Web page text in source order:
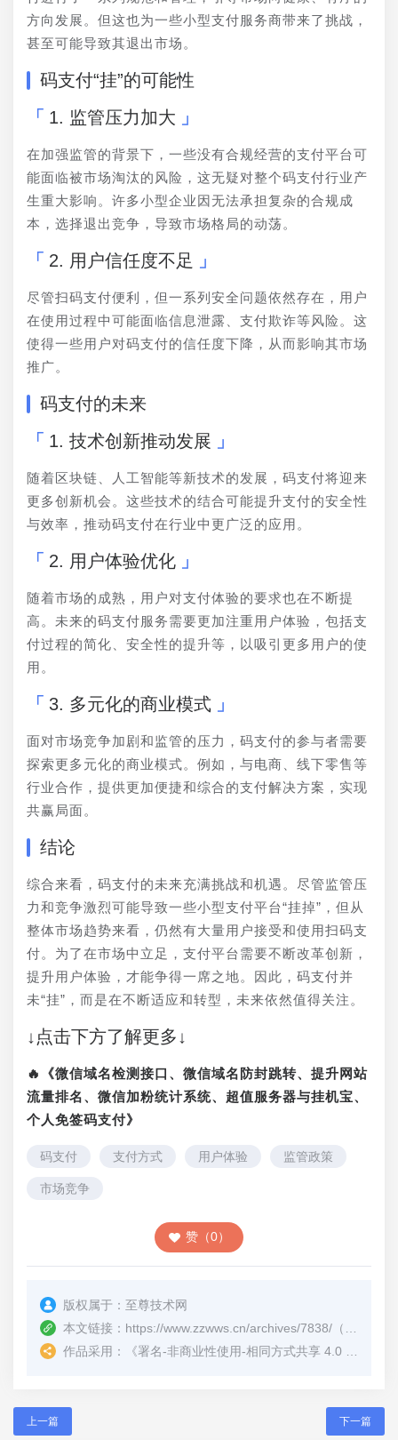
方向发展。但这也为一些小型支付服务商带来了挑战，
甚至可能导致其退出市场。
码支付“挂”的可能性
1. 监管压力加大
在加强监管的背景下，一些没有合规经营的支付平台可
能面临被市场淘汰的风险，这无疑对整个码支付行业产
生重大影响。许多小型企业因无法承担复杂的合规成
本，选择退出竞争，导致市场格局的动荡。
2. 用户信任度不足
尽管扫码支付便利，但一系列安全问题依然存在，用户
在使用过程中可能面临信息泄露、支付欺诈等风险。这
使得一些用户对码支付的信任度下降，从而影响其市场
推广。
码支付的未来
1. 技术创新推动发展
随着区块链、人工智能等新技术的发展，码支付将迎来
更多创新机会。这些技术的结合可能提升支付的安全性
与效率，推动码支付在行业中更广泛的应用。
2. 用户体验优化
随着市场的成熟，用户对支付体验的要求也在不断提
高。未来的码支付服务需要更加注重用户体验，包括支
付过程的简化、安全性的提升等，以吸引更多用户的使
用。
3. 多元化的商业模式
面对市场竞争加剧和监管的压力，码支付的参与者需要
探索更多元化的商业模式。例如，与电商、线下零售等
行业合作，提供更加便捷和综合的支付解决方案，实现
共赢局面。
结论
综合来看，码支付的未来充满挑战和机遇。尽管监管压
力和竞争激烈可能导致一些小型支付平台“挂掉”，但从
整体市场趋势来看，仍然有大量用户接受和使用扫码支
付。为了在市场中立足，支付平台需要不断改革创新，
提升用户体验，才能争得一席之地。因此，码支付并
未“挂”，而是在不断适应和转型，未来依然值得关注。
↓点击下方了解更多↓
🔥《微信域名检测接口、微信域名防封跳转、提升网站
流量排名、微信加粉统计系统、超值服务器与挂机宝、
个人免签码支付》
码支付 支付方式 用户体验 监管政策
市场竞争
赞（0）
版权属于： 至尊技术网
本文链接： https://www.zzwws.cn/archives/7838/ （转载时请注明本文出处及文章链接）
作品采用：
《署名-非商业性使用-相同方式共享 4.0 国际 (CC BY-NC-SA 4.0)
上一篇 下一篇